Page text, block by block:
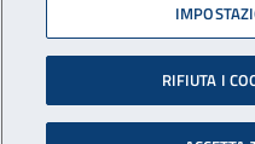
Determina
Generale n.
RIFIUTA I